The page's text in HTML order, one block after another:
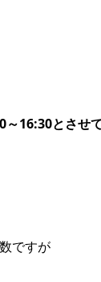
16:30とさせ
ですが